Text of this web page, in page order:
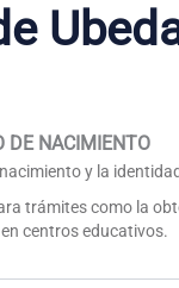
DE NACIMIENTO
y la
trámites como la
centros educativos.